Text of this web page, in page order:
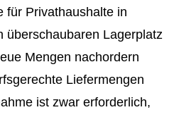
für Privathaushalte in
überschaubaren Lagerplatz
Mengen nachordern
Liefermengen
ist zwar erforderlich,